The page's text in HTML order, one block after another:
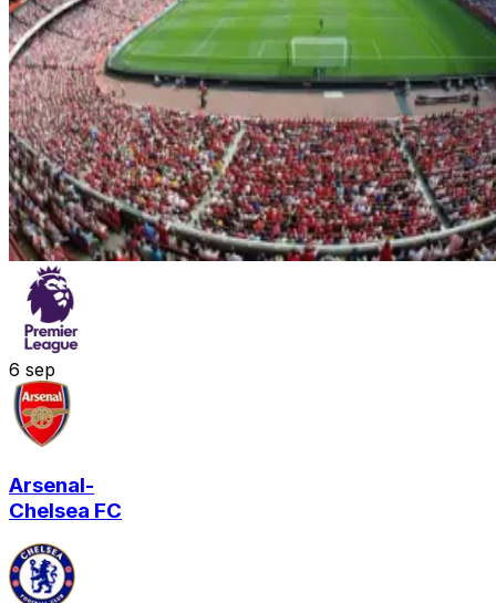
6 sep
Arsenal-
Chelsea FC